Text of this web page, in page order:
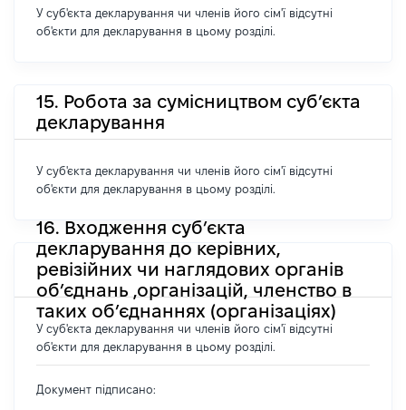
У суб'єкта декларування чи членів його сім'ї відсутні
об'єкти для декларування в цьому розділі.
15. Робота за сумісництвом суб’єкта
декларування
У суб'єкта декларування чи членів його сім'ї відсутні
об'єкти для декларування в цьому розділі.
16. Входження суб’єкта
декларування до керівних,
ревізійних чи наглядових органів
об’єднань ,організацій, членство в
таких об’єднаннях (організаціях)
У суб'єкта декларування чи членів його сім'ї відсутні
об'єкти для декларування в цьому розділі.
Документ підписано: